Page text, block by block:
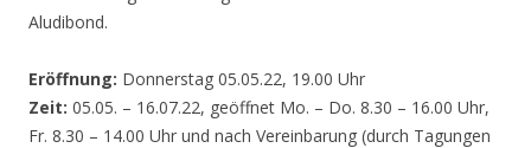
Aludibond.
Eröffnung: Donnerstag 05.05.22, 19.00 Uhr
Zeit: 05.05. – 16.07.22, geöffnet Mo. – Do. 8.30 – 16.00 Uhr,
Fr. 8.30 – 14.00 Uhr und nach Vereinbarung (durch Tagungen